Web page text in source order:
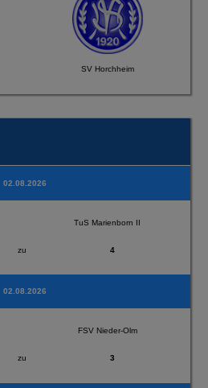
SV Horchheim
02.08.2026
TuS Marienborn II
zu 4
02.08.2026
FSV Nieder-Olm
zu 3